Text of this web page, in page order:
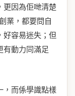
更因為佢哋清楚
業，都要問自
好容易迷失；但
有動力同滿足
，而係學識點樣